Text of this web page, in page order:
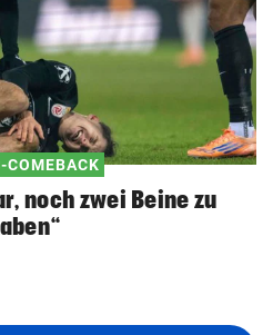
COMEBACK
noch zwei Beine zu